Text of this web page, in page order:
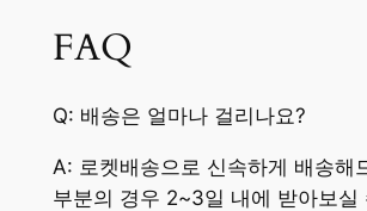
FAQ
Q: 배송은 얼마나 걸리나요?
A: 로켓배송으로 신속하게 배송해
부분의 경우 2~3일 내에 받아보실